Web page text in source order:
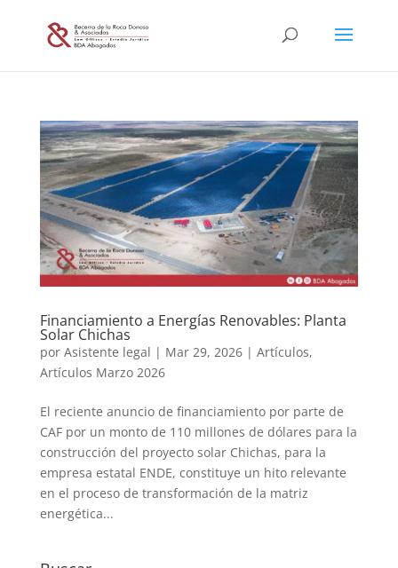
Financiamiento a Energías Renovables: Planta
Solar Chichas
por Asistente legal | Mar 29, 2026| Artículos,
Artículos Marzo 2026
El reciente anuncio de financiamiento por parte de
CAF por un monto de 110 millones de dólares para la
construcción del proyecto solar Chichas, para la
empresa estatal ENDE, constituye un hito relevante
en el proceso de transformación de la matriz
energética...